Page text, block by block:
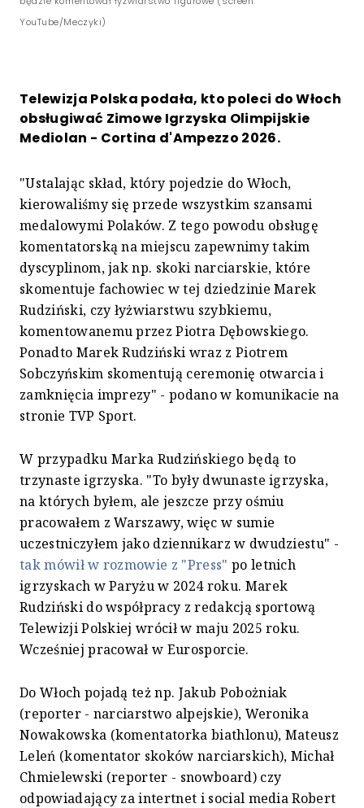
YouTube/Meczyki)
Telewizja Polska podała, kto poleci do Włoch
obsługiwać Zimowe Igrzyska Olimpijskie
Mediolan - Cortina d'Ampezzo 2026.
"Ustalając skład, który pojedzie do Włoch,
kierowaliśmy się przede wszystkim szansami
medalowymi Polaków. Z tego powodu obsługę
komentatorską na miejscu zapewnimy takim
dyscyplinom, jak np. skoki narciarskie, które
skomentuje fachowiec w tej dziedzinie Marek
Rudziński, czy łyżwiarstwu szybkiemu,
komentowanemu przez Piotra Dębowskiego.
Ponadto Marek Rudziński wraz z Piotrem
Sobczyńskim skomentują ceremonię otwarcia i
zamknięcia imprezy" - podano w komunikacie na
stronie TVP Sport.
W przypadku Marka Rudzińskiego będą to
trzynaste igrzyska. "To były dwunaste igrzyska,
na których byłem, ale jeszcze przy ośmiu
pracowałem z Warszawy, więc w sumie
uczestniczyłem jako dziennikarz w dwudziestu" -
tak mówił w rozmowie z "Press" po letnich
igrzyskach w Paryżu w 2024 roku. Marek
Rudziński do współpracy z redakcją sportową
Telewizji Polskiej wrócił w maju 2025 roku.
Wcześniej pracował w Eurosporcie.
Do Włoch pojadą też np. Jakub Pobożniak
(reporter - narciarstwo alpejskie), Weronika
Nowakowska (komentatorka biathlonu), Mateusz
Leleń (komentator skoków narciarskich), Michał
Chmielewski (reporter - snowboard) czy
odpowiadający za intertnet i social media Robert